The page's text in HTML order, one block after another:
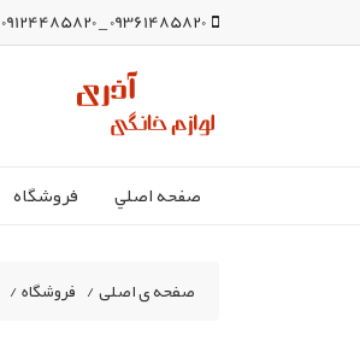
09361485820 _ 09124485820
صفحه اصلي فروشگاه
صفحه ی اصلی/ فروشگاه/